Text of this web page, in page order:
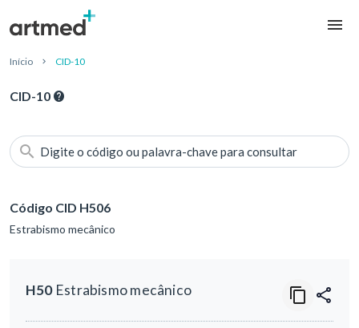
Início CID-10
CID-10
Digite o código ou palavra-chave para consultar
Código CID H506
Estrabismo mecânico
H50Estrabismo mecânico